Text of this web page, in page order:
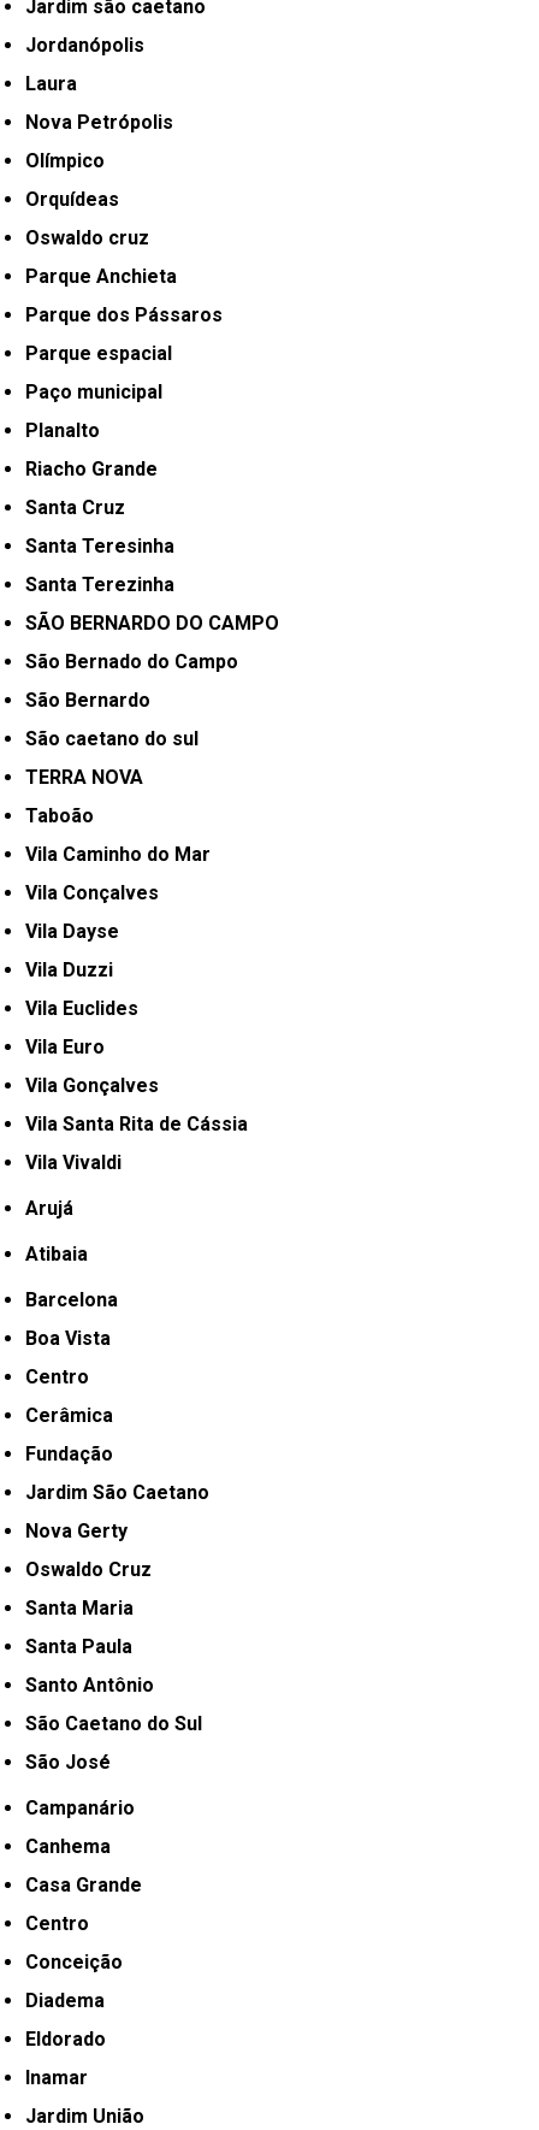
Jardim são caetano
Jordanópolis
Laura
Nova Petrópolis
Olímpico
Orquídeas
Oswaldo cruz
Parque Anchieta
Parque dos Pássaros
Parque espacial
Paço municipal
Planalto
Riacho Grande
Santa Cruz
Santa Teresinha
Santa Terezinha
SÃO BERNARDO DO CAMPO
São Bernado do Campo
São Bernardo
São caetano do sul
TERRA NOVA
Taboão
Vila Caminho do Mar
Vila Conçalves
Vila Dayse
Vila Duzzi
Vila Euclides
Vila Euro
Vila Gonçalves
Vila Santa Rita de Cássia
Vila Vivaldi
Arujá
Atibaia
Barcelona
Boa Vista
Centro
Cerâmica
Fundação
Jardim São Caetano
Nova Gerty
Oswaldo Cruz
Santa Maria
Santa Paula
Santo Antônio
São Caetano do Sul
São José
Campanário
Canhema
Casa Grande
Centro
Conceição
Diadema
Eldorado
Inamar
Jardim União